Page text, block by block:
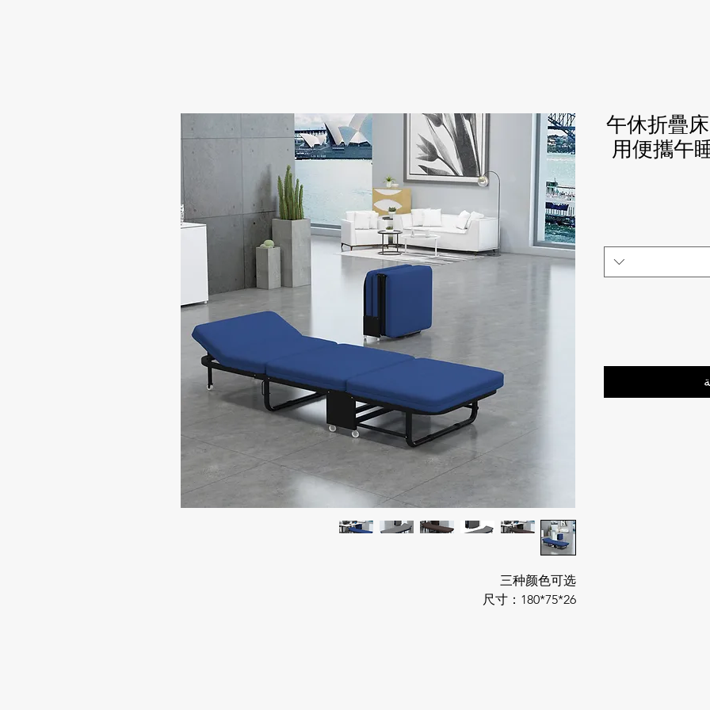
三种颜色可选
尺寸：180*75*26
午休折疊
用便攜午